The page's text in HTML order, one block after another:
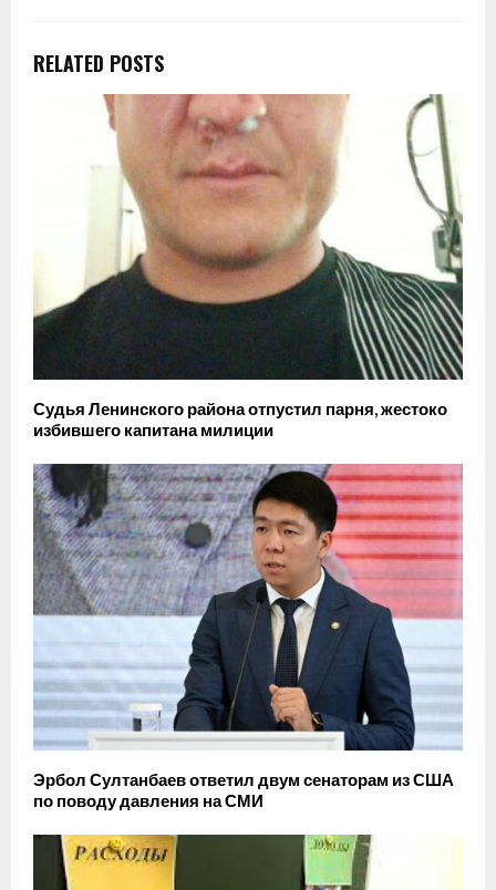
RELATED POSTS
Судья Ленинского района отпустил парня, жестоко
избившего капитана милиции
Эрбол Султанбаев ответил двум сенаторам из США
по поводу давления на СМИ